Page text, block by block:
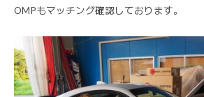
OMPもマッチング確認しております。